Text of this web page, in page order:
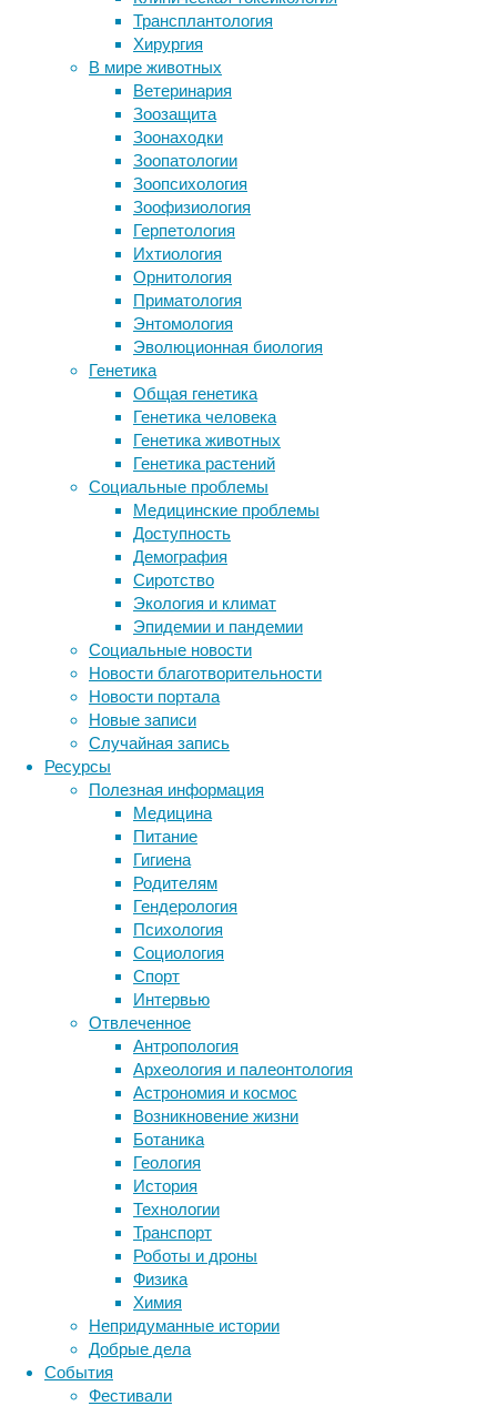
Трансплантология
Хирургия
В мире животных
Ветеринария
Зоозащита
Зоонаходки
Зоопатологии
Зоопсихология
Зоофизиология
Герпетология
Ихтиология
Орнитология
Приматология
Энтомология
Эволюционная биология
Генетика
Общая генетика
Генетика человека
Генетика животных
Генетика растений
Социальные проблемы
Медицинские проблемы
Доступность
Демография
Сиротство
Экология и климат
Эпидемии и пандемии
Социальные новости
Новости благотворительности
Новости портала
Новые записи
Случайная запись
Ресурсы
Полезная информация
Медицина
Питание
Гигиена
Родителям
Гендерология
Психология
Социология
Спорт
Интервью
Отвлеченное
Антропология
Археология и палеонтология
Астрономия и космос
Возникновение жизни
Ботаника
Геология
История
Технологии
Транспорт
Роботы и дроны
Физика
Химия
Непридуманные истории
Добрые дела
События
Фестивали
медицина,
нейронные
сети,
нейроновости
Исследователи
Массачусетского
технологического
института
(MIT)
предложили
определять
интенсивность
боли
лицу
пациента.
словам
авторов,
такой
метод
поможет
врачам
делать
оценку
боли
более
точно.
Учёные
обучили
нейронный
алгоритм
помощью
видеофрагментов,
которых
люди
по-
разному
реагировали
на
боль
плече:
морщились,
жмурились,
вздрагивали
так
далее.
Сначала
участники
Шоколадная таблетка спасет от
деменции, инфаркта и инсульта
Никотин влияет на ДНК через
поколения
Среди врачей ургентных
специальностей высокая смертность
Созданы ГМ-свиньи, устойчивые к
смертельному вирусу
Человеческие клетки впервые
вырастили на скелете
антропоморфного робота
Следите за новостями
Метки
ДНК бактерии биология
биотехнология вирусы
генетика дети
здоровье
инструменты и методы
исследования
лекарства медицина
мозг наука неврология
нейробиология
нейрофизиология